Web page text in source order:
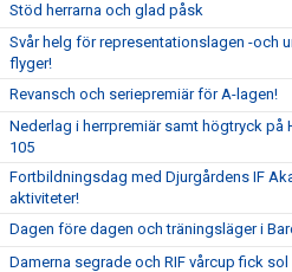
Stöd herrarna och glad påsk
Svår helg för representationslagen -och
flyger!
Revansch och seriepremiär för A-lagen!
Nederlag i herrpremiär samt högtryck på
105
Fortbildningsdag med Djurgårdens IF
aktiviteter!
Dagen före dagen och träningsläger i
Damerna segrade och RIF vårcup fick sol